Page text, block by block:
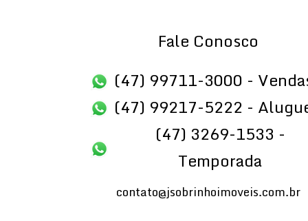
Fale Conosco
(47) 99711-3000 -
(47) 99217-5222 -
(47) 3269-1533 -
Temporada
contato@jsobrinhoimoveis.com.br